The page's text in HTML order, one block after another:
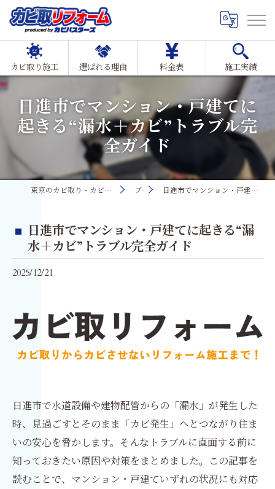
カビ取り施工 選ばれる理由 料金表 施工実績
日進市でマンション・戸建てに
起きる“漏水＋カビ”トラブル完
全ガイド
東京のカビ取り・カビ対策ならMIST工法®カビ取リフォーム ブログ 日進市でマンション・戸建てに起きる“漏水＋カビ”トラブル完全ガイド
日進市でマンション・戸建てに起きる“漏
水＋カビ”トラブル完全ガイド
2025/12/21
日進市で水道設備や建物配管からの「漏水」が発生した
時、見過ごすとそのまま「カビ発生」へとつながり住ま
いの安心を脅かします。そんなトラブルに直面する前に
知っておきたい原因や対策をまとめました。この記事を
読むことで、マンション・戸建ていずれの状況にも対応